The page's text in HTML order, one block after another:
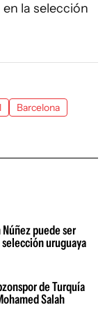
la selección
Barcelona
puede ser
uruguaya
de Turquía
Salah